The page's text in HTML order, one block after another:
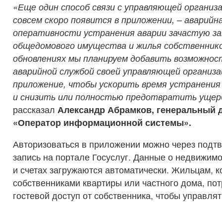
«Еще один способ связи с управляющей
совсем скоро появится в приложении, –
оперативности устранения аварии зачастую
общедомового имущества и жилья
обновлениях мы планируем добавить
аварийной службой своей управляющей
приложение, чтобы ускорить время
и снизить или полностью предотвратить
рассказал Александр Абрамков, генеральный
«Оператор информационной системы».
Авторизоваться в приложении можно через
запись на портале Госуслуг. Данные о
и счетах загружаются автоматически. Жильцам,
собственниками квартиры или частного дома,
гостевой доступ от собственника, чтобы